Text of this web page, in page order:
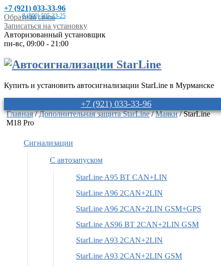
+7 (921) 033-33-96
8 (800) 505-33-25
Обратная связь
Записаться на установку
Авторизованный установщик
пн-вс, 09:00 - 21:00
Купить и установить автосигнализации StarLine в Мурманске
+7 (921) 033-33-96
Главная/Дополнительная защита StarLine/Маяки/ StarLine
M18 Pro
Сигнализации
С автозапуском
StarLine A95 BT CAN+LIN
StarLine A96 2CAN+2LIN
StarLine A96 2CAN+2LIN GSM+GPS
StarLine AS96 BT 2CAN+2LIN GSM
StarLine A93 2CAN+2LIN
StarLine A93 2CAN+2LIN GSM